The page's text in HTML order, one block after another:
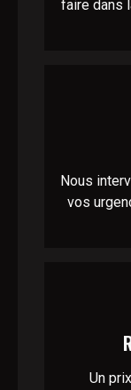
faire dans
Nous
vos
Un